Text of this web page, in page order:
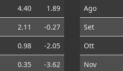
4.40
1.89
2.11
-0.27
0.98
-2.05
0.35 -3.62
Ago
Set
Ott
Nov